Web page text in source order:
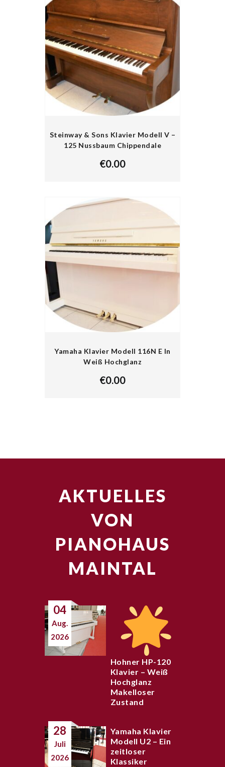
Steinway & Sons Klavier Modell V –
125 Nussbaum Chippendale
€0.00
Yamaha Klavier Modell 116N E In
Weiß Hochglanz
€0.00
AKTUELLES
VON
PIANOHAUS
MAINTAL
04
Aug.
2026
Hohner HP-120
Klavier – Weiß
Hochglanz
Makelloser
Zustand
28
Juli
2026
Yamaha Klavier
Modell U2 – Ein
zeitloser
Klassiker